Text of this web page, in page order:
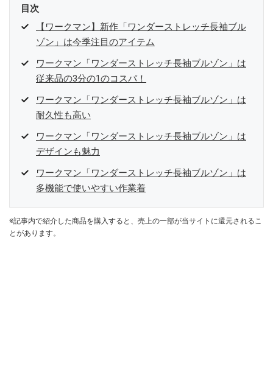
目次
【ワークマン】新作「ワンダーストレッチ長袖ブル
ゾン」は今季注目のアイテム
ワークマン「ワンダーストレッチ長袖ブルゾン」は
従来品の3分の1のコスパ！
ワークマン「ワンダーストレッチ長袖ブルゾン」は
耐久性も高い
ワークマン「ワンダーストレッチ長袖ブルゾン」は
デザインも魅力
ワークマン「ワンダーストレッチ長袖ブルゾン」は
多機能で使いやすい作業着
※記事内で紹介した商品を購入すると、売上の一部が当サイトに還元されるこ
とがあります。